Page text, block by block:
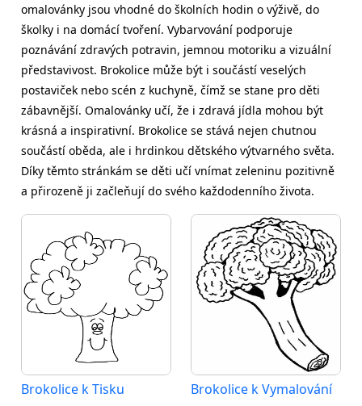
omalovánky jsou vhodné do školních hodin o výživě, do
školky i na domácí tvoření. Vybarvování podporuje
poznávání zdravých potravin, jemnou motoriku a vizuální
představivost. Brokolice může být i součástí veselých
postaviček nebo scén z kuchyně, čímž se stane pro děti
zábavnější. Omalovánky učí, že i zdravá jídla mohou být
krásná a inspirativní. Brokolice se stává nejen chutnou
součástí oběda, ale i hrdinkou dětského výtvarného světa.
Díky těmto stránkám se děti učí vnímat zeleninu pozitivně
a přirozeně ji začleňují do svého každodenního života.
Brokolice k Tisku Brokolice k Vymalování